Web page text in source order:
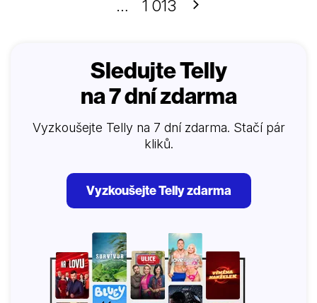
…
1 013 Další
Sledujte Telly
na 7 dní zdarma
Vyzkoušejte Telly na 7 dní zdarma. Stačí pár
kliků.
Vyzkoušejte Telly zdarma